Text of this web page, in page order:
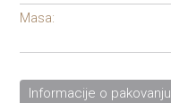
Masa:
Informacije o pakovanju